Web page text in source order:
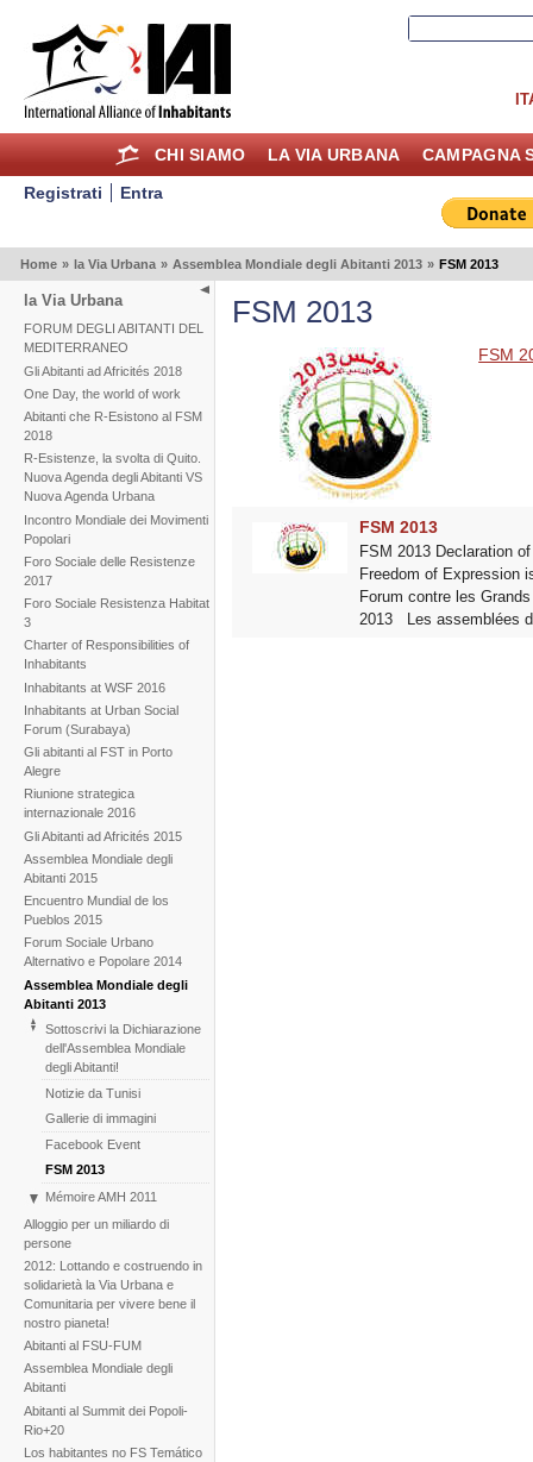
CHI SIAMO LA VIA URBANA CAMPAGNA
Registrati Entra
Home » la Via Urbana » Assemblea Mondiale degli Abitanti 2013 » FSM 2013
la Via Urbana
FORUM DEGLI ABITANTI DEL
MEDITERRANEO
Gli Abitanti ad Africités 2018
One Day, the world of work
Abitanti che R-Esistono al FSM
2018
R-Esistenze, la svolta di Quito.
Nuova Agenda degli Abitanti VS
Nuova Agenda Urbana
Incontro Mondiale dei Movimenti
Popolari
Foro Sociale delle Resistenze
2017
Foro Sociale Resistenza Habitat
3
Charter of Responsibilities of
Inhabitants
Inhabitants at WSF 2016
Inhabitants at Urban Social
Forum (Surabaya)
Gli abitanti al FST in Porto
Alegre
Riunione strategica
internazionale 2016
Gli Abitanti ad Africités 2015
Assemblea Mondiale degli
Abitanti 2015
Encuentro Mundial de los
Pueblos 2015
Forum Sociale Urbano
Alternativo e Popolare 2014
Assemblea Mondiale degli
Abitanti 2013
Sottoscrivi la Dichiarazione
dell'Assemblea Mondiale
degli Abitanti!
Notizie da Tunisi
Gallerie di immagini
Facebook Event
FSM 2013
Mémoire AMH 2011
La costruzione dell'AMA
Alloggio per un miliardo di
persone
2012: Lottando e costruendo in
solidarietà la Via Urbana e
Comunitaria per vivere bene il
nostro pianeta!
Abitanti al FSU-FUM
Assemblea Mondiale degli
Abitanti
Abitanti al Summit dei Popoli-
Rio+20
Los habitantes no FS Temático
FSM 2013
FSM
FSM 2013
FSM 2013 Declaration
Freedom of Expression
Forum contre les
2013 Les assemblées